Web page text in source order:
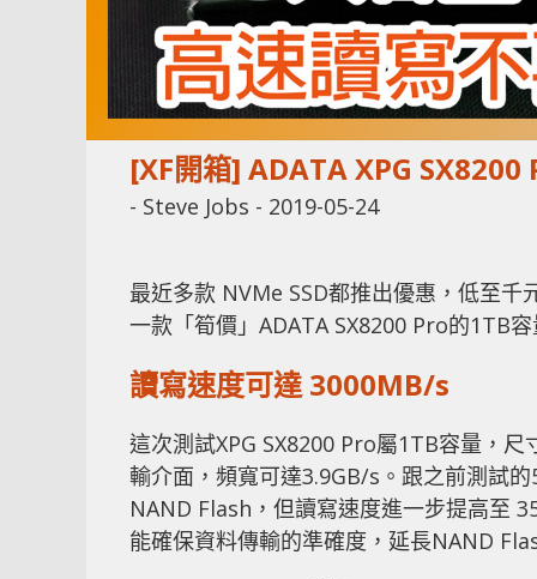
[XF開箱] ADATA XPG
- Steve Jobs - 2019-05-24
最近多款 NVMe SSD都推出優惠，低至
一款「筍價」ADATA SX8200 Pro的1TB
讀寫速度可達 3000MB/s
這次測試XPG SX8200 Pro屬1TB容量，
輸介面，頻寬可達3.9GB/s。跟之前測試
NAND Flash，但讀寫速度進一步提高至
能確保資料傳輸的準確度，延長NAND